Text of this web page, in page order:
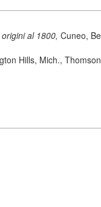
al 1800, Cuneo,
Hills, Mich.,